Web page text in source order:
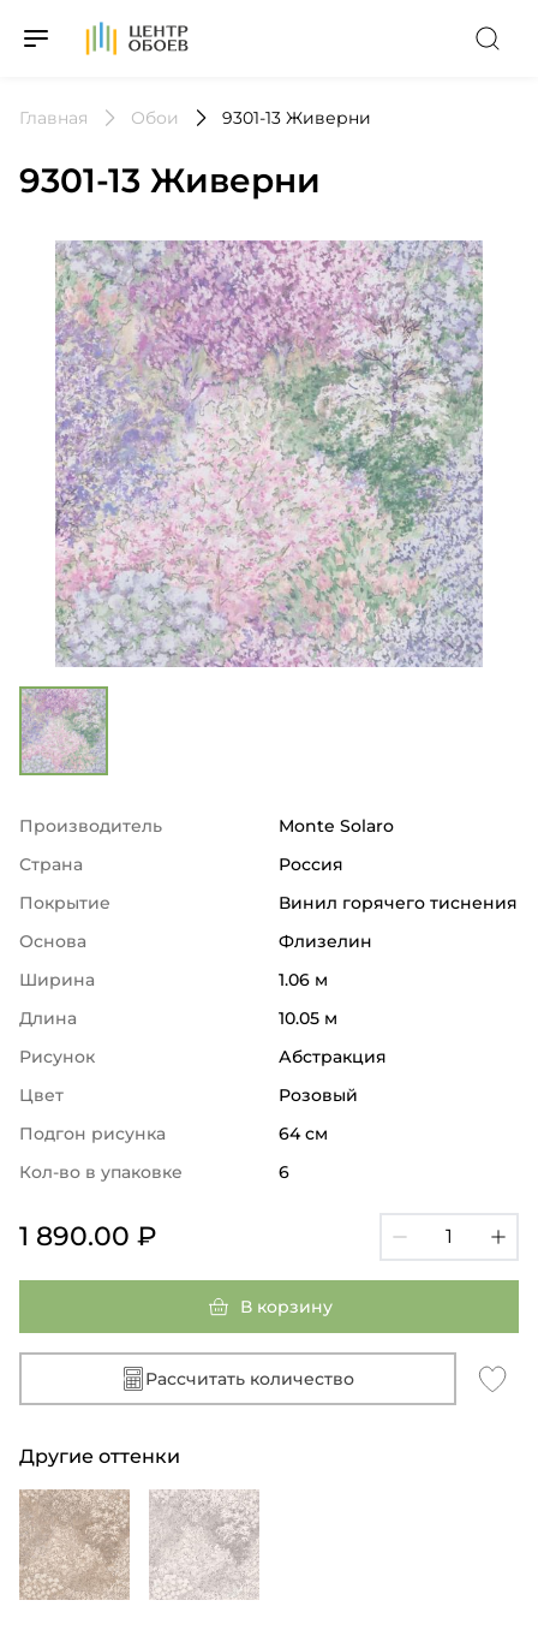
На Главную
Главная Обои 9301-13 Живерни
9301-13 Живерни
Производитель
Monte Solaro
Страна
Россия
Покрытие
Винил горячего тиснения
Основа
Флизелин
Ширина
1.06 м
Длина
10.05 м
Рисунок
Абстракция
Цвет
Розовый
Подгон рисунка
64 см
Кол-во в упаковке
6
1 890.00 ₽
В корзину
Рассчитать количество
Другие оттенки